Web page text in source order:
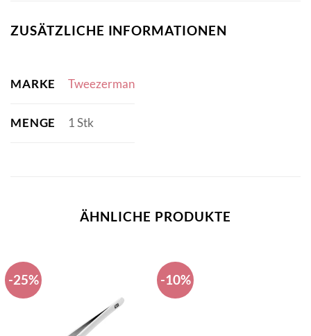
ZUSÄTZLICHE INFORMATIONEN
MARKE Tweezerman
MENGE 1 Stk
ÄHNLICHE PRODUKTE
-25% -10%